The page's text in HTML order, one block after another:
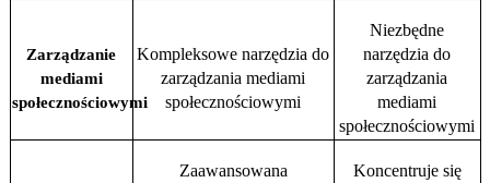
Zarządzanie
mediami
społecznościowymi
Kompleksowe narzędzia do
zarządzania mediami
społecznościowymi
Niezbędne
narzędzia do
zarządzania
mediami
społecznościowymi
Zaawansowana
Koncentruje się